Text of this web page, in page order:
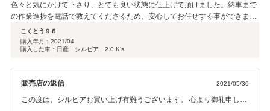
色々と気にかけて下さり、とても良い状態に仕上げて頂けました。納車まで
の作業進捗を電話で教えてくださるため、安心してお任せする事ができまし
た。またこのお店で車を購入したいと思います。ありがとうございました。
こくとう９６
購入年月： 2021/04
購入した車：日産 シルビア 2.0 K’s
販売店の返信 2021/05/30
この度は、シルビアお買い上げ有難うございます。 心より御礼申し上